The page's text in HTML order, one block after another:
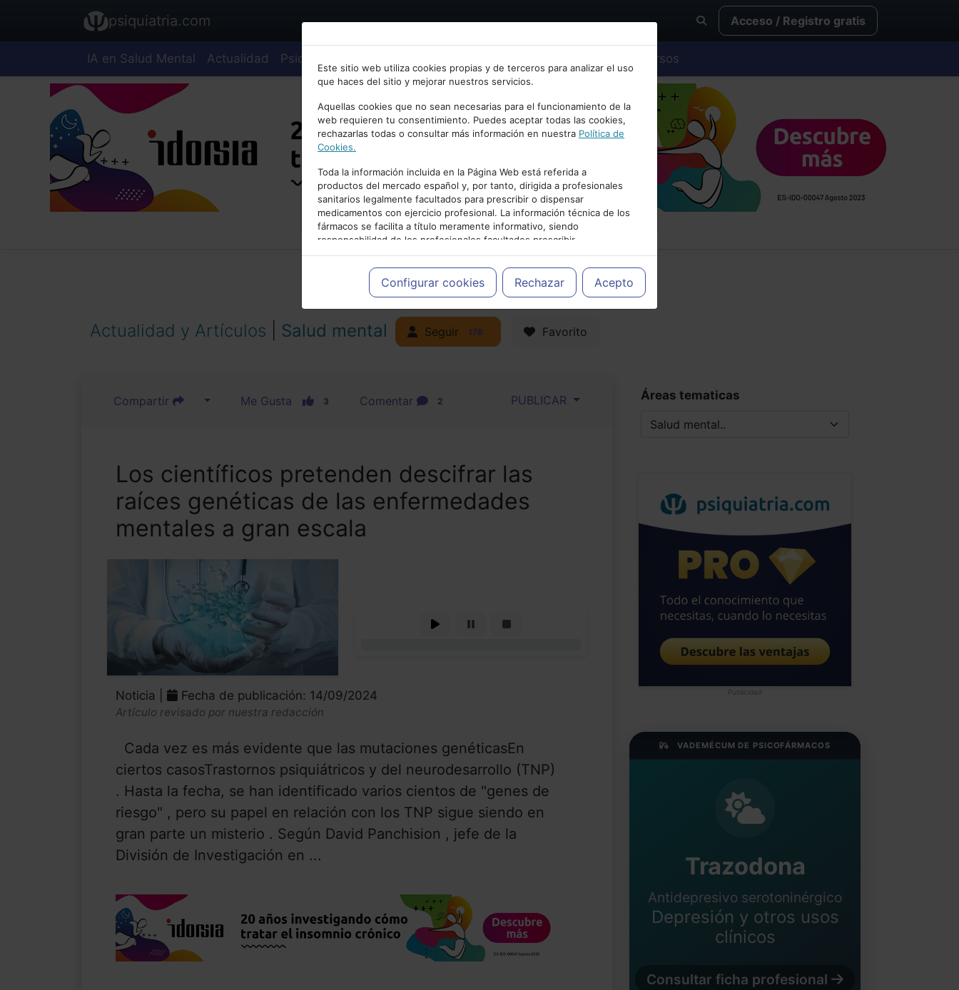
Bienvenid@ a psiquiatria.com
Escribe tu Email
Accede o regístrate con tu email.
Cancelar
psiquiatria.com Acceso / Registro gratis
IA en Salud Mental Actualidad Psiquiatría Cursos
Este sitio web utiliza cookies propias y de terceros para analizar el uso
que haces del sitio y mejorar nuestros servicios.
Aquellas cookies que no sean necesarias para el funcionamiento de la
web requieren tu consentimiento. Puedes aceptar todas las cookies,
rechazarlas todas o consultar más información en nuestra Política de
Cookies.
Toda la información incluida en la Página Web está referida a
productos del mercado español y, por tanto, dirigida a profesionales
sanitarios legalmente facultados para prescribir o dispensar
medicamentos con ejercicio profesional. La información técnica de los
fármacos se facilita a título meramente informativo, siendo
responsabilidad de los profesionales facultados prescribir
medicamentos y decidir, en cada caso concreto, el tratamiento más
adecuado a las necesidades del paciente.
Configurar cookies Rechazar Acepto
PUBLICIDAD
Actualidad y Artículos Salud mental Seguir 176 Favorito
Compartir Me Gusta 3 Comentar 2 PUBLICAR
Los científicos pretenden descifrar las
raíces genéticas de las enfermedades
mentales a gran escala
Noticia | Fecha de publicación: 14/09/2024
Artículo revisado por nuestra redacción
Cada vez es más evidente que las mutaciones genéticasEn
ciertos casosTrastornos psiquiátricos y del neurodesarrollo (TNP)
. Hasta la fecha, se han identificado varios cientos de "genes de
riesgo" , pero su papel en relación con los TNP sigue siendo en
gran parte un misterio . Según David Panchision , jefe de la
División de Investigación en ...
Áreas tematicas
Publicidad
VADEMÉCUM DE PSICOFÁRMACOS
Trazodona
Antidepresivo serotoninérgico
Depresión y otros usos
clínicos
Consultar ficha profesional